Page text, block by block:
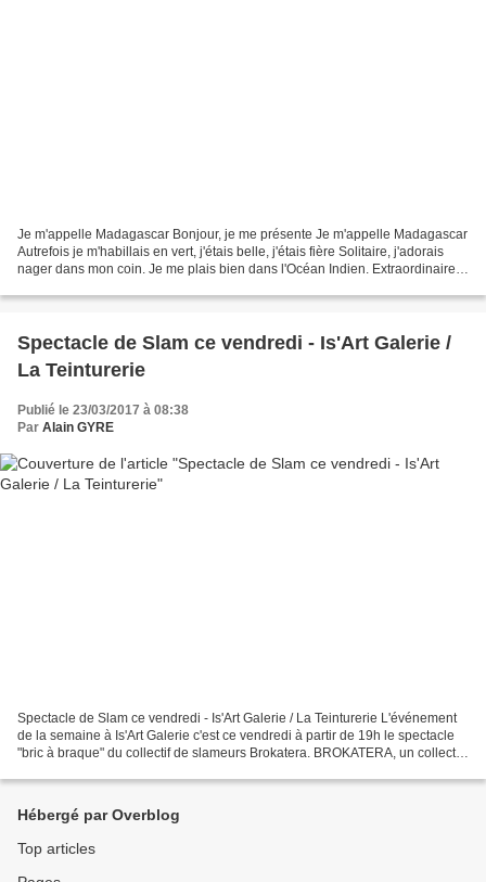
Je m'appelle Madagascar Bonjour, je me présente Je m'appelle Madagascar
Autrefois je m'habillais en vert, j'étais belle, j'étais fière Solitaire, j'adorais
nager dans mon coin. Je me plais bien dans l'Océan Indien. Extraordinaire:
Spectacle de Slam ce vendredi - Is'Art Galerie /
La Teinturerie
Publié le 23/03/2017 à 08:38
Par Alain GYRE
Spectacle de Slam ce vendredi - Is'Art Galerie / La Teinturerie L'événement
de la semaine à Is'Art Galerie c'est ce vendredi à partir de 19h le spectacle
"bric à braque" du collectif de slameurs Brokatera. BROKATERA, un collectif
Hébergé par Overblog
Top articles